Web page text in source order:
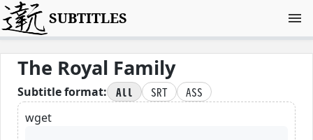
SUBTITLES
The Royal Family
Subtitle format: All SRT
ASS
wget